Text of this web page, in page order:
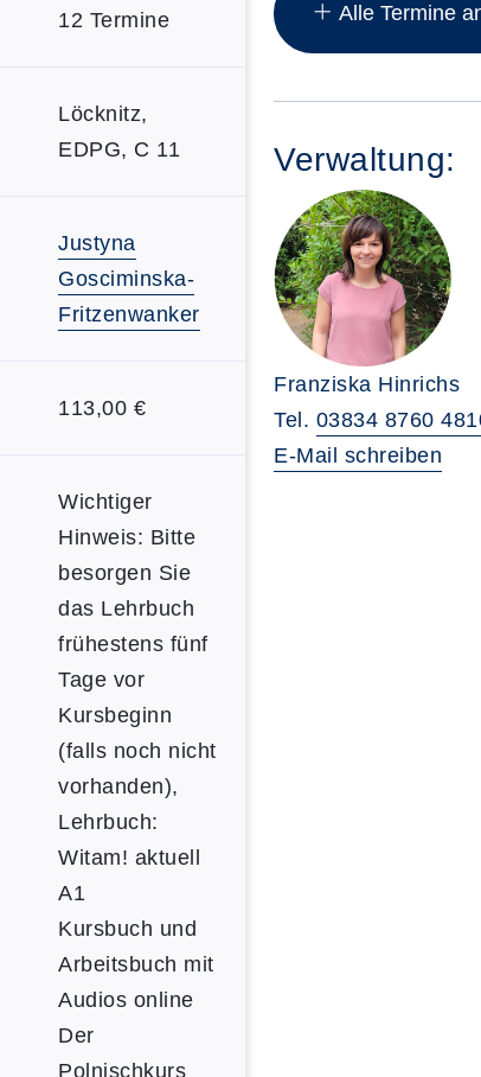
12 Termine
Löcknitz,
EDPG, C 11
Justyna
Gosciminska-
Fritzenwanker
113,00 €
Wichtiger
Hinweis: Bitte
besorgen Sie
das Lehrbuch
frühestens fünf
Tage vor
Kursbeginn
(falls noch nicht
vorhanden),
Lehrbuch:
Witam! aktuell
A1
Kursbuch und
Arbeitsbuch mit
Audios online
Der
Polnischkurs
Alle Termine
Verwaltung:
Franziska Hinrichs
Tel. 03834 8760
E-Mail schreiben